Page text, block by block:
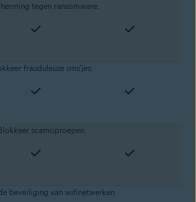
tegen ransomware.
frauduleuze sms'jes.
scamoproepen.
beveiliging van wifinetwerken.